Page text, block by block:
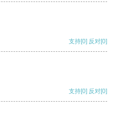
支持[0] 反对[0]
支持[0] 反对[0]